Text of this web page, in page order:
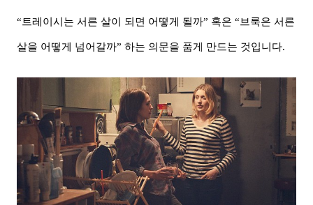
“트레이시는 서른 살이 되면 어떻게 될까” 혹은 “브룩은 서른
살을 어떻게 넘어갈까” 하는 의문을 품게 만드는 것입니다.